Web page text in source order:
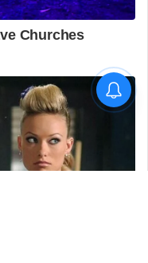
ദൂരെ'; 'ഇറ്റ്സ് എ
മിറാക്കിൾ' ആദ്യ